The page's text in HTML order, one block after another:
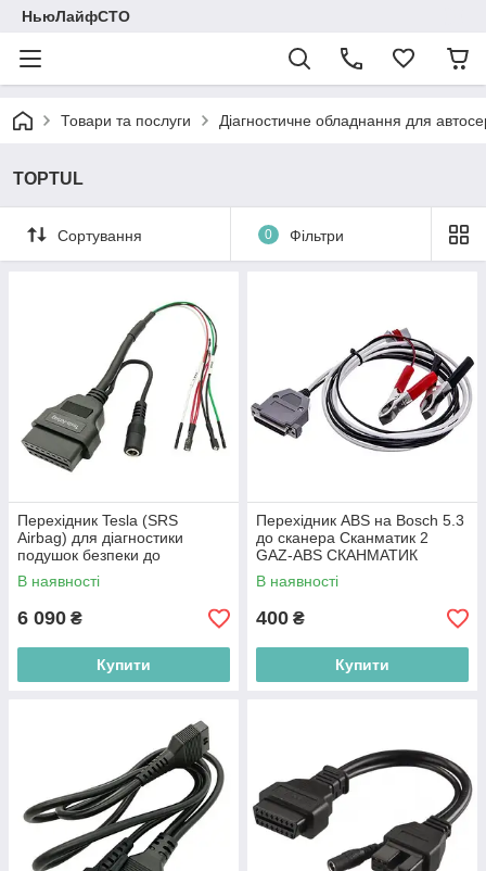
НьюЛайфСТО
Товари та послуги Діагностичне обладнання для
TOPTUL
Сортування 0 Фільтри
Перехідник Tesla (SRS
Airbag) для діагностики
подушок безпеки до
автосканера SP-105040593
LAUNCH
В наявності
6 090 ₴
Купити
Перехідник ABS на Bosch 5.3
до сканера Сканматик 2
GAZ-ABS СКАНМАТИК
В наявності
400 ₴
Купити